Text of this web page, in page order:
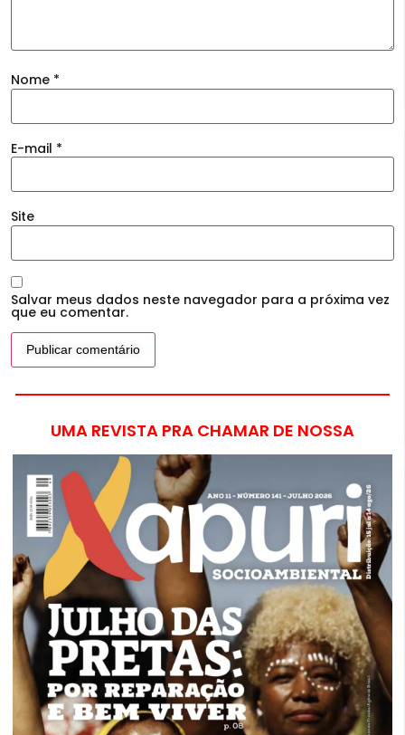
Nome *
E-mail *
Site
Salvar meus dados neste navegador para a próxima vez
que eu comentar.
UMA REVISTA PRA CHAMAR DE NOSSA